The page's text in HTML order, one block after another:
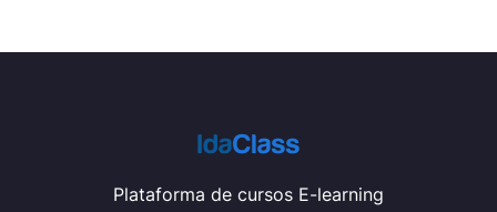
Plataforma de cursos E-learning